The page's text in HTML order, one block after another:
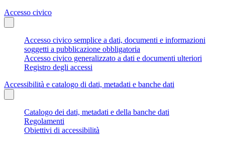
Accesso civico
Accesso civico semplice a dati, documenti e informazioni
soggetti a pubblicazione obbligatoria
Accesso civico generalizzato a dati e documenti ulteriori
Registro degli accessi
Accessibilità e catalogo di dati, metadati e banche dati
Catalogo dei dati, metadati e della banche dati
Regolamenti
Obiettivi di accessibilità